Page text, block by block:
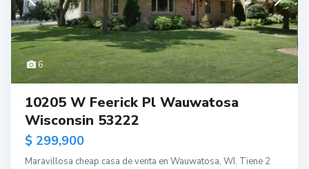
6
10205 W Feerick Pl Wauwatosa
Wisconsin 53222
$ 299,900
Maravillosa cheap casa de venta en Wauwatosa, WI. Tiene 2